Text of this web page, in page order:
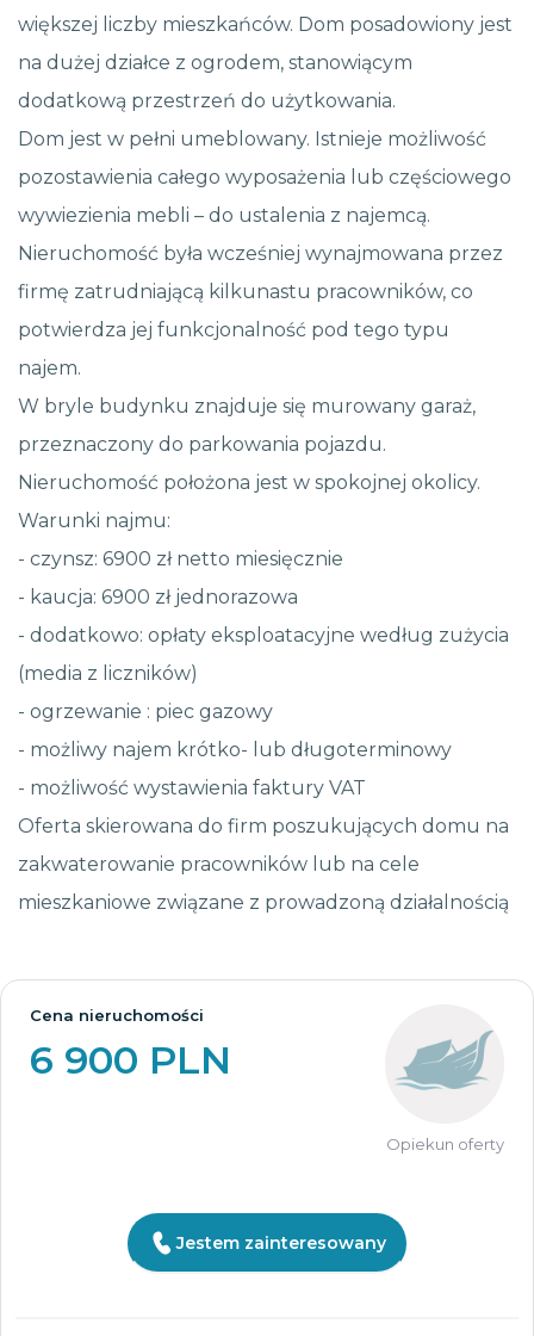
większej liczby mieszkańców. Dom posadowiony jest
na dużej działce z ogrodem, stanowiącym
dodatkową przestrzeń do użytkowania.
Dom jest w pełni umeblowany. Istnieje możliwość
pozostawienia całego wyposażenia lub częściowego
wywiezienia mebli – do ustalenia z najemcą.
Nieruchomość była wcześniej wynajmowana przez
firmę zatrudniającą kilkunastu pracowników, co
potwierdza jej funkcjonalność pod tego typu
najem.
W bryle budynku znajduje się murowany garaż,
przeznaczony do parkowania pojazdu.
Nieruchomość położona jest w spokojnej okolicy.
Warunki najmu:
- czynsz: 6900 zł netto miesięcznie
- kaucja: 6900 zł jednorazowa
- dodatkowo: opłaty eksploatacyjne według zużycia
(media z liczników)
- ogrzewanie : piec gazowy
- możliwy najem krótko- lub długoterminowy
- możliwość wystawienia faktury VAT
Oferta skierowana do firm poszukujących domu na
zakwaterowanie pracowników lub na cele
mieszkaniowe związane z prowadzoną działalnością
Cena nieruchomości
6 900 PLN
Opiekun oferty
Jestem zainteresowany